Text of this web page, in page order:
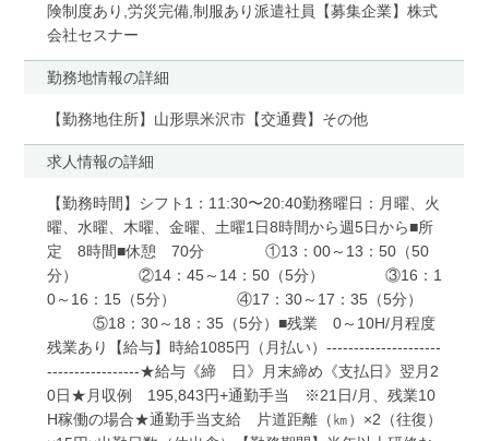
険制度あり,労災完備,制服あり派遣社員【募集企業】株式
会社セスナー
勤務地情報の詳細
【勤務地住所】山形県米沢市【交通費】その他
求人情報の詳細
【勤務時間】シフト1：11:30〜20:40勤務曜日：月曜、火
曜、水曜、木曜、金曜、土曜1日8時間から週5日から■所
定 8時間■休憩 70分 ①13：00～13：50（50
分） ②14：45～14：50（5分） ③16：1
0～16：15（5分） ④17：30～17：35（5分）
⑤18：30～18：35（5分）■残業 0～10H/月程度
残業あり【給与】時給1085円（月払い）---------------------
-----------------★給与《締 日》月末締め《支払日》翌月2
0日★月収例 195,843円+通勤手当 ※21日/月、残業10
H稼働の場合★通勤手当支給 片道距離（㎞）×2（往復）